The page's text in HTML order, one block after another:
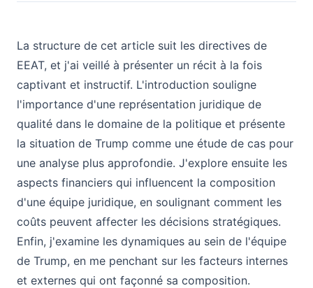
La structure de cet article suit les directives de
EEAT, et j'ai veillé à présenter un récit à la fois
captivant et instructif. L'introduction souligne
l'importance d'une représentation juridique de
qualité dans le domaine de la politique et présente
la situation de Trump comme une étude de cas pour
une analyse plus approfondie. J'explore ensuite les
aspects financiers qui influencent la composition
d'une équipe juridique, en soulignant comment les
coûts peuvent affecter les décisions stratégiques.
Enfin, j'examine les dynamiques au sein de l'équipe
de Trump, en me penchant sur les facteurs internes
et externes qui ont façonné sa composition.